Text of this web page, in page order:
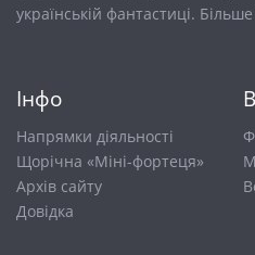
українській фантастиці.
Інфо
Напрямки діяльності
Щорічна «Міні-фортеця»
Архів сайту
Довiдка